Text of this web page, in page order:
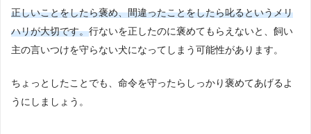
正しいことをしたら褒め、間違ったことをしたら叱るというメリ
ハリが大切です。行ないを正したのに褒めてもらえないと、飼い
主の言いつけを守らない犬になってしまう可能性があります。
ちょっとしたことでも、命令を守ったらしっかり褒めてあげるよ
うにしましょう。